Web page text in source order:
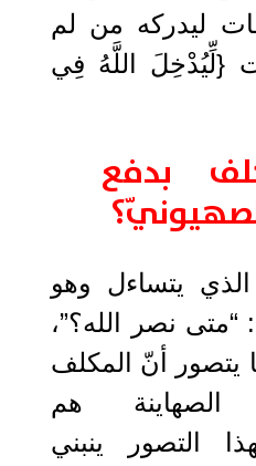
ليدركه من لم
{لِّيُدْخِلَ اللَّهُ فِي
بدفع
يتساءل وهو
نصر الله؟”،
يتصور أنّ المكلف
هم
التصور ينبني